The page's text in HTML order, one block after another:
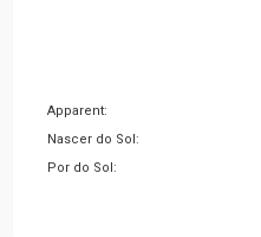
Apparent:
Nascer do Sol:
Por do Sol: